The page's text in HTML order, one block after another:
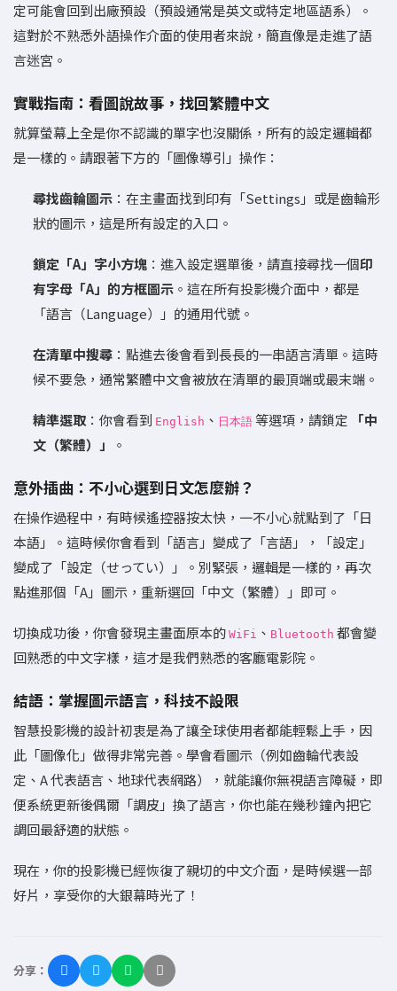
定可能會回到出廠預設（預設通常是英文或特定地區語系）。
這對於不熟悉外語操作介面的使用者來說，簡直像是走進了語
言迷宮。
實戰指南：看圖說故事，找回繁體中文
就算螢幕上全是你不認識的單字也沒關係，所有的設定邏輯都
是一樣的。請跟著下方的「圖像導引」操作：
尋找齒輪圖示 ：在主畫面找到印有「Settings」或是齒輪形
狀的圖示，這是所有設定的入口。
鎖定「A」字小方塊 ：進入設定選單後，請直接尋找一個印
有字母「A」的方框圖示 。這在所有投影機介面中，都是
「語言（Language）」的通用代號。
在清單中搜尋 ：點進去後會看到長長的一串語言清單。這時
候不要急，通常繁體中文會被放在清單的最頂端或最末端。
精準選取 ：你會看到 English 、 日本語 等選項，請鎖定
「中
文（繁體）」
。
意外插曲：不小心選到日文怎麼辦？
在操作過程中，有時候遙控器按太快，一不小心就點到了「日
本語」。這時候你會看到「語言」變成了「言語」，「設定」
變成了「設定（せってい）」。別緊張，邏輯是一樣的，再次
點進那個「A」圖示，重新選回「中文（繁體）」即可。
切換成功後，你會發現主畫面原本的 WiFi 、 Bluetooth 都會變
回熟悉的中文字樣，這才是我們熟悉的客廳電影院。
結語：掌握圖示語言，科技不設限
智慧投影機的設計初衷是為了讓全球使用者都能輕鬆上手，因
此「圖像化」做得非常完善。學會看圖示（例如齒輪代表設
定、A 代表語言、地球代表網路），就能讓你無視語言障礙，即
便系統更新後偶爾「調皮」換了語言，你也能在幾秒鐘內把它
調回最舒適的狀態。
現在，你的投影機已經恢復了親切的中文介面，是時候選一部
好片，享受你的大銀幕時光了！
分享：